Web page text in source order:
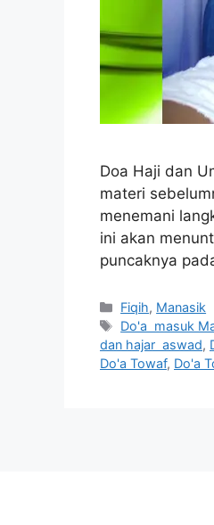
Doa Haji dan
materi
menemani
ini akan
puncaknya
Categories
Fiqih, Manasik
Tags
Do'a masuk
dan hajar aswad,
Do'a Towaf, Do'a